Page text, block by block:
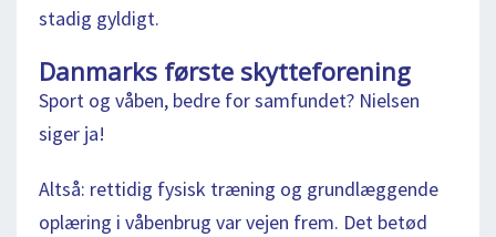
stadig gyldigt.
Danmarks første skytteforening
Sport og våben, bedre for samfundet? Nielsen
siger ja!
Altså: rettidig fysisk træning og grundlæggende
oplæring i våbenbrug var vejen frem. Det betød